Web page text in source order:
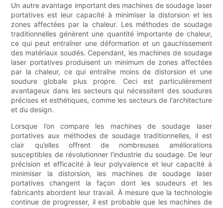
Un autre avantage important des machines de soudage laser
portatives est leur capacité à minimiser la distorsion et les
zones affectées par la chaleur. Les méthodes de soudage
traditionnelles génèrent une quantité importante de chaleur,
ce qui peut entraîner une déformation et un gauchissement
des matériaux soudés. Cependant, les machines de soudage
laser portatives produisent un minimum de zones affectées
par la chaleur, ce qui entraîne moins de distorsion et une
soudure globale plus propre. Ceci est particulièrement
avantageux dans les secteurs qui nécessitent des soudures
précises et esthétiques, comme les secteurs de l'architecture
et du design.
Lorsque l’on compare les machines de soudage laser
portatives aux méthodes de soudage traditionnelles, il est
clair qu’elles offrent de nombreuses améliorations
susceptibles de révolutionner l’industrie du soudage. De leur
précision et efficacité à leur polyvalence et leur capacité à
minimiser la distorsion, les machines de soudage laser
portatives changent la façon dont les soudeurs et les
fabricants abordent leur travail. À mesure que la technologie
continue de progresser, il est probable que les machines de